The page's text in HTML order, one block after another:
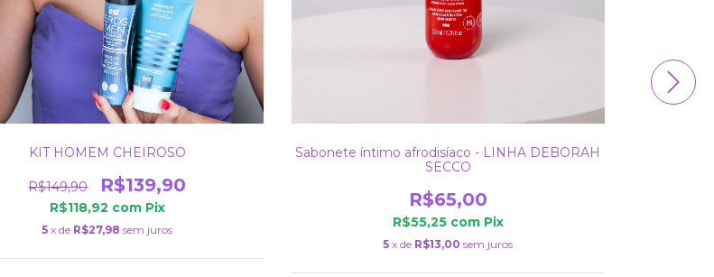
KIT HOMEM CHEIROSO
R$149,90 R$139,90
R$118,92 com Pix
5 x de R$27,98 sem juros
Sabonete íntimo afrodisíaco - LINHA DEBORAH
SECCO
R$65,00
R$55,25 com Pix
5 x de R$13,00 sem juros